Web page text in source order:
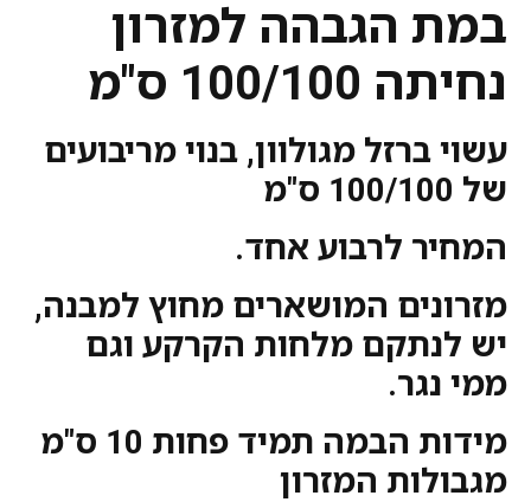
במת הגבהה למזרון
נחיתה 100/100 ס"מ
עשוי ברזל מגולוון, בנוי מריבועים
של 100/100 ס"מ
המחיר לרבוע אחד.
מזרונים המושארים מחוץ למבנה,
יש לנתקם מלחות הקרקע וגם
ממי נגר.
מידות הבמה תמיד פחות 10 ס"מ
מגבולות המזרון